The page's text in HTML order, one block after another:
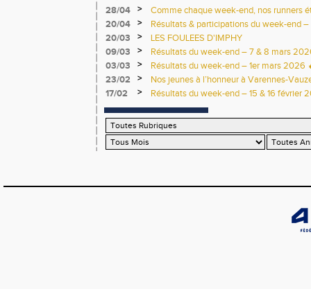
28/04
>
Comme chaque week-end, nos runners
20/04
>
Résultats & participations du week-end
20/03
>
LES FOULEES D'IMPHY
09/03
>
Résultats du week-end – 7 & 8 mars
03/03
>
Résultats du week-end – 1er mars 2026
23/02
>
Nos jeunes à l’honneur à Varennes-
17/02
> Résultats du week-end – 15 & 16 février